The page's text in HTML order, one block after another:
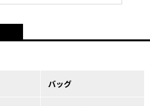
バッグ